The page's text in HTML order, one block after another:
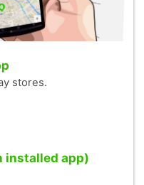
stores.
installed app)